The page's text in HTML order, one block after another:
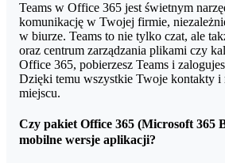
Teams w Office 365 jest świetnym
komunikację w Twojej firmie,
w biurze. Teams to nie tylko czat, ale
oraz centrum zarządzania plikami czy
Office 365, pobierzesz Teams i
Dzięki temu wszystkie Twoje kontakty
miejscu.
Czy pakiet Office 365 (Microsoft 365
mobilne wersje aplikacji?